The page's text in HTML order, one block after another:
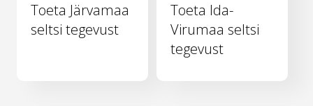
Toeta Järvamaa
seltsi tegevust
Toeta Ida-
Virumaa seltsi
tegevust